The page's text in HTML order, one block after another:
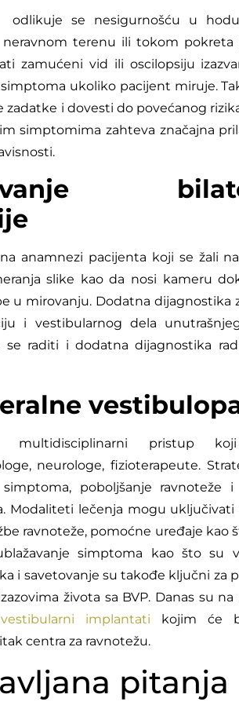
odlikuje se nesigurnošću u
terenu ili tokom pokreta
zamućeni vid ili oscilopsiju
ukoliko pacijent miruje.
i dovesti do povećanog
simptomima zahteva značajna
na anamnezi pacijenta koji se žali
slike kao da nosi kameru
u mirovanju. Dodatna dijagnostika
i vestibularnog dela
se raditi i dodatna dijagnostika
multidisciplinarni pristup
neurologe, fizioterapeute.
poboljšanje ravnoteže
Modaliteti lečenja mogu uključivati
ravnoteže, pomoćne uređaje kao
simptoma kao što su
i savetovanje su takođe ključni za
života sa BVP. Danas su na
vestibularni implantati kojim će
centra za ravnotežu.
pitanja